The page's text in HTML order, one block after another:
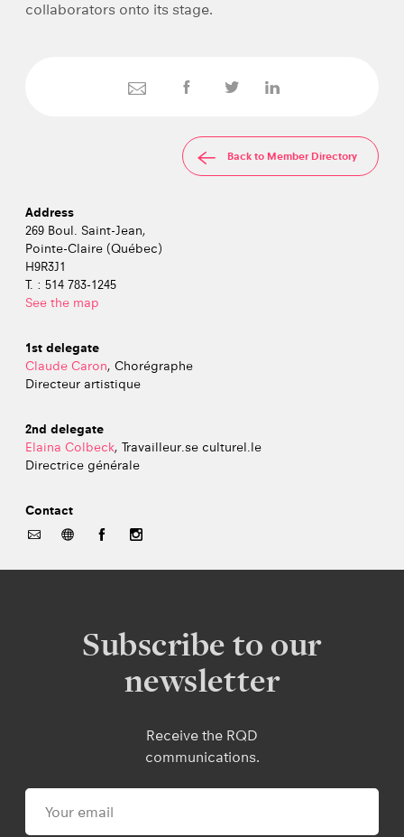
collaborators onto its stage.
Back to Member Directory
Address
269 Boul. Saint-Jean,
Pointe-Claire (Québec)
H9R3J1
T. : 514 783-1245
See the map
1st delegate
Claude Caron, Chorégraphe
Directeur artistique
2nd delegate
Elaina Colbeck, Travailleur.se culturel.le
Directrice générale
Contact
Subscribe to our
newsletter
Receive the RQD
communications.